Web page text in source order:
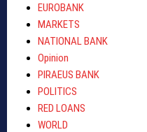
EUROBANK
MARKETS
NATIONAL BANK
Opinion
PIRAEUS BANK
POLITICS
RED LOANS
WORLD